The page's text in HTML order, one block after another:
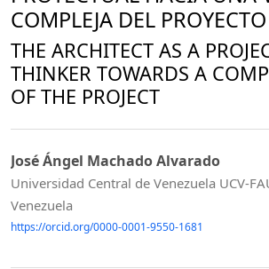
COMPLEJA DEL PROYECTO
THE ARCHITECT AS A
THINKER TOWARDS A
OF THE PROJECT
José Ángel Machado Alvarado
Universidad Central de Venezuela UCV-
Venezuela
https://orcid.org/0000-0001-9550-1681